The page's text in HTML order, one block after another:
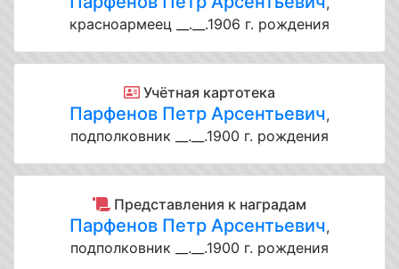
красноармеец __.__.1906 г. рождения
Учётная картотека
Парфенов Петр Арсентьевич,
подполковник __.__.1900 г. рождения
Представления к наградам
Парфенов Петр Арсентьевич,
подполковник __.__.1900 г. рождения